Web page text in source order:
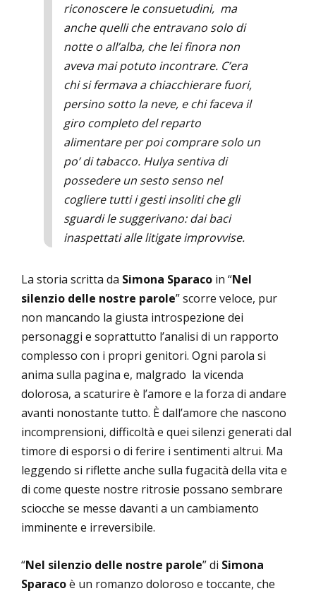
riconoscere le consuetudini, ma
anche quelli che entravano solo di
notte o all’alba, che lei finora non
aveva mai potuto incontrare. C’era
chi si fermava a chiacchierare fuori,
persino sotto la neve, e chi faceva il
giro completo del reparto
alimentare per poi comprare solo un
po’ di tabacco. Hulya sentiva di
possedere un sesto senso nel
cogliere tutti i gesti insoliti che gli
sguardi le suggerivano: dai baci
inaspettati alle litigate improvvise.
La storia scritta da Simona Sparaco in “Nel
silenzio delle nostre parole” scorre veloce, pur
non mancando la giusta introspezione dei
personaggi e soprattutto l’analisi di un rapporto
complesso con i propri genitori. Ogni parola si
anima sulla pagina e, malgrado la vicenda
dolorosa, a scaturire è l’amore e la forza di andare
avanti nonostante tutto. È dall’amore che nascono
incomprensioni, difficoltà e quei silenzi generati dal
timore di esporsi o di ferire i sentimenti altrui. Ma
leggendo si riflette anche sulla fugacità della vita e
di come queste nostre ritrosie possano sembrare
sciocche se messe davanti a un cambiamento
imminente e irreversibile.
“Nel silenzio delle nostre parole” di Simona
Sparacoè un romanzo doloroso e toccante, che